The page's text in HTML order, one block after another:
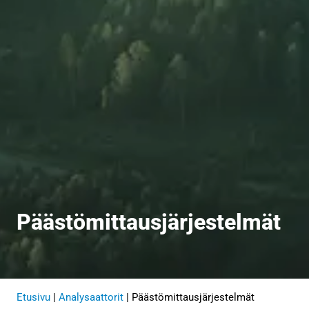
Päästömittausjärjestelmät
Etusivu Analysaattorit Päästömittausjärjestelmät